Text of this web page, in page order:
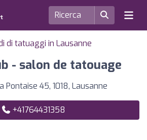
di tatuaggi in Lausanne
- salon de tatouage
Pontaise 45, 1018, Lausanne
+41764431358